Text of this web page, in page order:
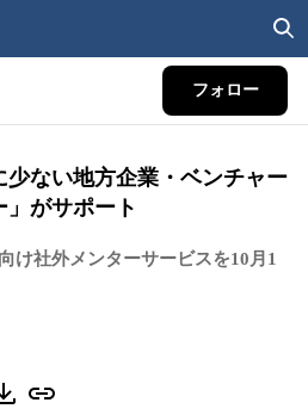
フォロー
ない地方企業・ベンチャー
がサポート
け社外メンターサービスを10月1